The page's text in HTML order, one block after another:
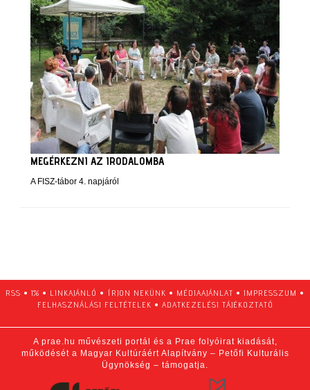
MEGÉRKEZNI AZ IRODALOMBA
A FISZ-tábor 4. napjáról
RSS • 1% • LINKAJÁNLÓ • ÍRJON NEKÜNK • MÉDIAAJÁNLAT • IMPRESSZUM •
FELHASZNÁLÁSI FELTÉTELEK • ADATKEZELÉSI TÁJÉKOZTATÓ
A prae.hu művészeti portál és a Prae folyóirat kiadását,
működését a Magyar Kultúráért Alapítvány – Petőfi Kulturális
Ügynökség – támogatja.